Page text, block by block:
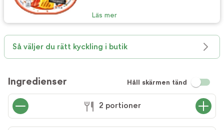
Läs mer
Så väljer du rätt kyckling i butik
Ingredienser Håll skärmen tänd
2 portioner